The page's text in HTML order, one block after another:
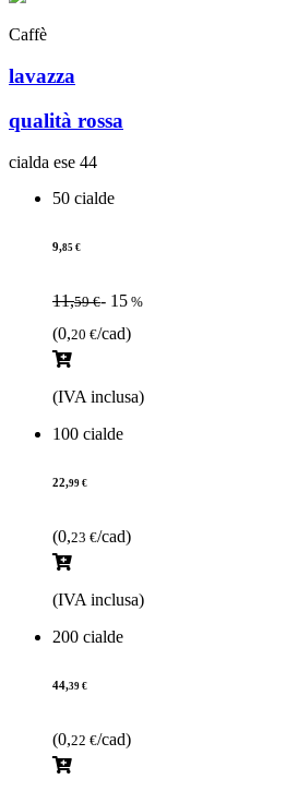
Caffè
lavazza
qualità rossa
cialda ese 44
50 cialde
9,85 €
11,59 €- 15 %
(0,20 €/cad)
(IVA inclusa)
100 cialde
22,99 €
(0,23 €/cad)
(IVA inclusa)
200 cialde
44,39 €
(0,22 €/cad)